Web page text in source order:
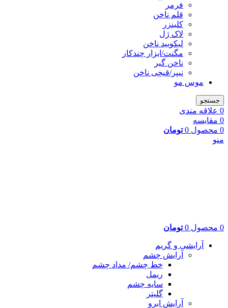
فرمر
قلم ناخن
کلینزر
لاک ژل
لیکوييد ناخن
مگنت/ابزار چندکار
ناخن گیر
نیپر/قیچی ناخن
موس مو
جستجو
0 علاقه مندی
0 مقایسه
0 محصول 0 تومان
منو
0 محصول 0 تومان
آرایشی و گریم
آرایش چشم
خط چشم/ مداد چشم
ریمل
سایه چشم
گلیتر
آرایش ابرو